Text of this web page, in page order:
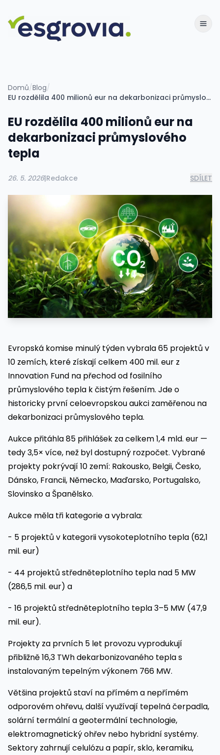
Domů/Blog/
EU rozdělila 400 milionů eur na dekarbonizaci průmyslového tepla
EU rozdělila 400 milionů eur na
dekarbonizaci průmyslového
tepla
26. 5. 2026|Redakce SDÍLET
Evropská komise minulý týden vybrala 65 projektů v
10 zemích, které získají celkem 400 mil. eur z
Innovation Fund na přechod od fosilního
průmyslového tepla k čistým řešením. Jde o
historicky první celoevropskou aukci zaměřenou na
dekarbonizaci průmyslového tepla.
Aukce přitáhla 85 přihlášek za celkem 1,4 mld. eur —
tedy 3,5× více, než byl dostupný rozpočet. Vybrané
projekty pokrývají 10 zemí: Rakousko, Belgii, Česko,
Dánsko, Francii, Německo, Maďarsko, Portugalsko,
Slovinsko a Španělsko.
Aukce měla tři kategorie a vybrala:
- 5 projektů v kategorii vysokoteplotního tepla (62,1
mil. eur)
- 44 projektů středněteplotního tepla nad 5 MW
(286,5 mil. eur) a
- 16 projektů středněteplotního tepla 3–5 MW (47,9
mil. eur).
Projekty za prvních 5 let provozu vyprodukují
přibližně 16,3 TWh dekarbonizovaného tepla s
instalovaným tepelným výkonem 766 MW.
Většina projektů staví na přímém a nepřímém
odporovém ohřevu, další využívají tepelná čerpadla,
solární termální a geotermální technologie,
elektromagnetický ohřev nebo hybridní systémy.
Sektory zahrnují celulózu a papír, sklo, keramiku,